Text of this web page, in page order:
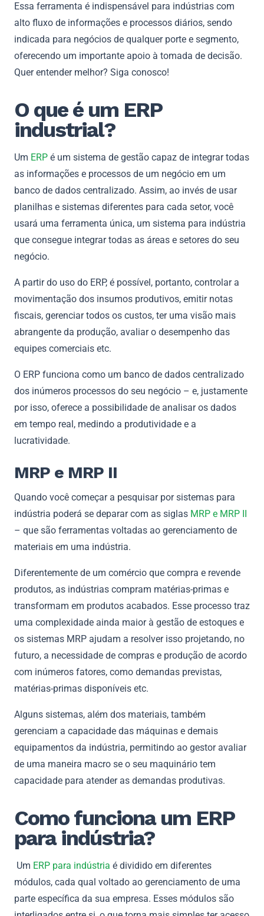
Essa ferramenta é indispensável para indústrias com
alto fluxo de informações e processos diários, sendo
indicada para negócios de qualquer porte e segmento,
oferecendo um importante apoio à tomada de decisão.
Quer entender melhor? Siga conosco!
O que é um ERP
industrial?
Um ERP é um sistema de gestão capaz de integrar todas
as informações e processos de um negócio em um
banco de dados centralizado. Assim, ao invés de usar
planilhas e sistemas diferentes para cada setor, você
usará uma ferramenta única, um sistema para indústria
que consegue integrar todas as áreas e setores do seu
negócio.
A partir do uso do ERP, é possível, portanto, controlar a
movimentação dos insumos produtivos, emitir notas
fiscais, gerenciar todos os custos, ter uma visão mais
abrangente da produção, avaliar o desempenho das
equipes comerciais etc.
O ERP funciona como um banco de dados centralizado
dos inúmeros processos do seu negócio – e, justamente
por isso, oferece a possibilidade de analisar os dados
em tempo real, medindo a produtividade e a
lucratividade.
MRP e MRP II
Quando você começar a pesquisar por sistemas para
indústria poderá se deparar com as siglas MRP e MRP II
– que são ferramentas voltadas ao gerenciamento de
materiais em uma indústria.
Diferentemente de um comércio que compra e revende
produtos, as indústrias compram matérias-primas e
transformam em produtos acabados. Esse processo traz
uma complexidade ainda maior à gestão de estoques e
os sistemas MRP ajudam a resolver isso projetando, no
futuro, a necessidade de compras e produção de acordo
com inúmeros fatores, como demandas previstas,
matérias-primas disponíveis etc.
Alguns sistemas, além dos materiais, também
gerenciam a capacidade das máquinas e demais
equipamentos da indústria, permitindo ao gestor avaliar
de uma maneira macro se o seu maquinário tem
capacidade para atender as demandas produtivas.
Como funciona um ERP
para indústria?
Um ERP para indústria é dividido em diferentes
módulos, cada qual voltado ao gerenciamento de uma
parte específica da sua empresa. Esses módulos são